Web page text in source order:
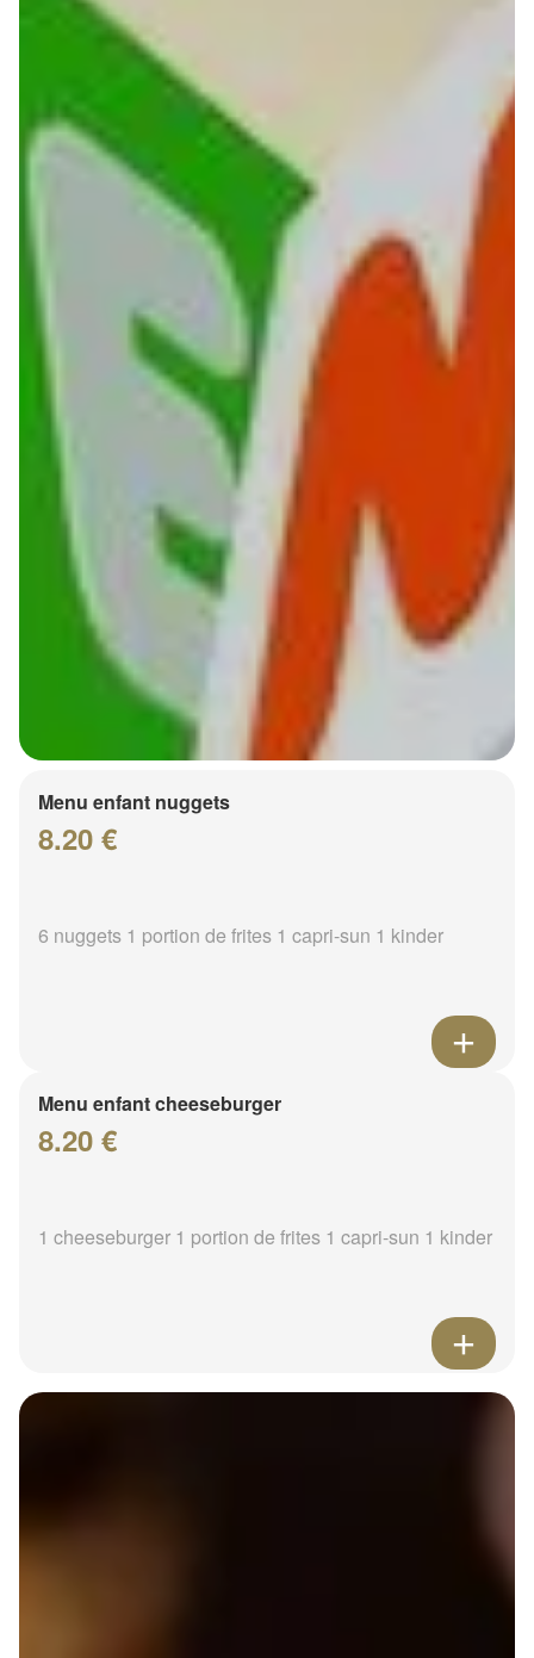
Menu enfant nuggets
8.20 €
6 nuggets 1 portion de frites 1 capri-sun 1 kinder
Menu enfant cheeseburger
8.20 €
1 cheeseburger 1 portion de frites 1 capri-sun 1 kinder